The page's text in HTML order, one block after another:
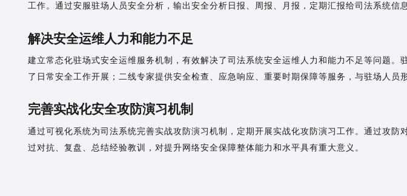
工作。通过安服驻场人员安全分析，输出安全分析日报、周报、月报，定期汇报给司法系统信息
解决安全运维人力和能力不足
建立常态化驻场式安全运维服务机制，有效解决了司法系统安全运维人力和能力不足等问题。
了日常安全工作开展；二线专家提供安全检查、应急响应、重要时期保障等服务，与驻场人员
完善实战化安全攻防演习机制
通过可视化系统为司法系统完善实战攻防演习机制，定期开展实战化攻防演习工作。通过攻防
过对抗、复盘、总结经验教训，对提升网络安全保障整体能力和水平具有重大意义。